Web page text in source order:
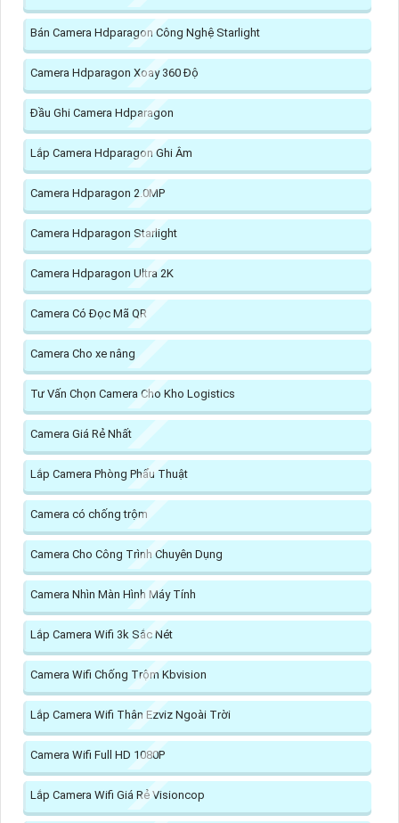
Bán Camera Hdparagon Công Nghệ Starlight
Camera Hdparagon Xoay 360 Độ
Đầu Ghi Camera Hdparagon
Lắp Camera Hdparagon Ghi Âm
Camera Hdparagon 2.0MP
Camera Hdparagon Starlight
Camera Hdparagon Ultra 2K
Camera Có Đọc Mã QR
Camera Cho xe nâng
Tư Vấn Chọn Camera Cho Kho Logistics
Camera Giá Rẻ Nhất
Lắp Camera Phòng Phẩu Thuật
Camera có chống trộm
Camera Cho Công Trình Chuyên Dụng
Camera Nhìn Màn Hình Máy Tính
Lắp Camera Wifi 3k Sắc Nét
Camera Wifi Chống Trộm Kbvision
Lắp Camera Wifi Thân Ezviz Ngoài Trời
Camera Wifi Full HD 1080P
Lắp Camera Wifi Giá Rẻ Visioncop